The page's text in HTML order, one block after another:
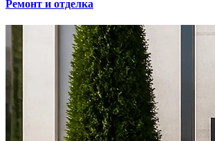
Ремонт и отделка